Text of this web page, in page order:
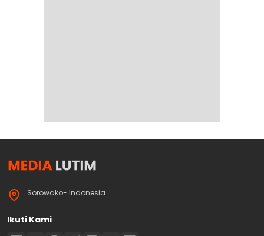
Sorowako- Indonesia
Ikuti Kami